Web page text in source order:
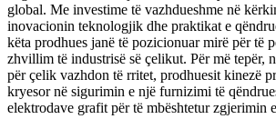
global. Me investime të vazhdueshme në
inovacionin teknologjik dhe praktikat e
këta prodhues janë të pozicionuar mirë për të
zhvillim të industrisë së çelikut. Për më tepër,
për çelik vazhdon të rritet, prodhuesit kinezë
kryesor në sigurimin e një furnizimi të
elektrodave grafit për të mbështetur zgjerimin